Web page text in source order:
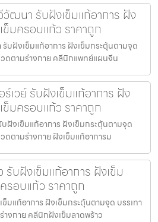
ฒนา รับฝังเข็มแก้อาการ ฝัง
ข็มครอบแก้ว ราคาถูก
ฝังเข็มแก้อาการ ฝังเข็มกระตุ้นตามจุด
วดตามร่างกาย คลีนิกแพทย์แผนจีน
เวย์ รับฝังเข็มแก้อาการ ฝัง
ข็มครอบแก้ว ราคาถูก
บฝังเข็มแก้อาการ ฝังเข็มกระตุ้นตามจุด
ดตามร่างกาย ฝังเข็มแก้อาการม
บฝังเข็มแก้อาการ ฝังเข็ม
รอบแก้ว ราคาถูก
มแก้อาการ ฝังเข็มกระตุ้นตามจุด บรรเทา
างกาย คลีนิกฝังเข็มลาดพร้าว